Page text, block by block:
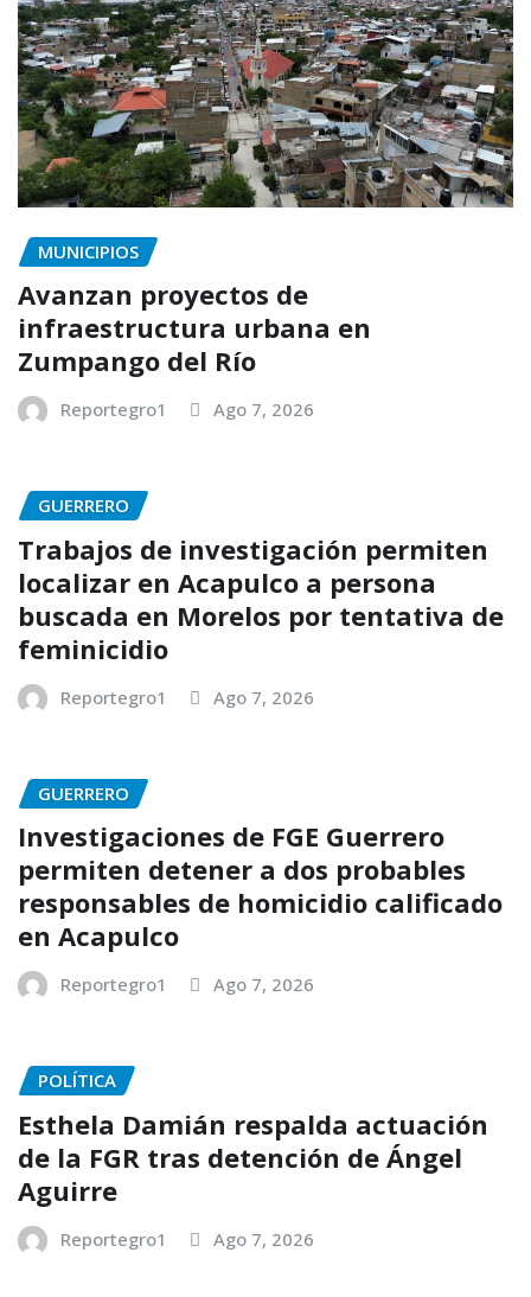
MUNICIPIOS
Avanzan proyectos de
infraestructura urbana en
Zumpango del Río
Reportegro1 Ago 7, 2026
GUERRERO
Trabajos de investigación permiten
localizar en Acapulco a persona
buscada en Morelos por tentativa de
feminicidio
Reportegro1 Ago 7, 2026
GUERRERO
Investigaciones de FGE Guerrero
permiten detener a dos probables
responsables de homicidio calificado
en Acapulco
Reportegro1 Ago 7, 2026
POLÍTICA
Esthela Damián respalda actuación
de la FGR tras detención de Ángel
Aguirre
Reportegro1 Ago 7, 2026